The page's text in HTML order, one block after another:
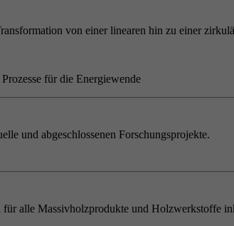
von einer linearen hin zu einer
für die Energiewende
und abgeschlossenen Forschungsprojekte.
alle Massivholzprodukte und Holzwerkstoffe